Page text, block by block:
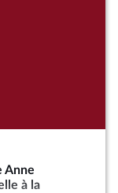
Anne
à la